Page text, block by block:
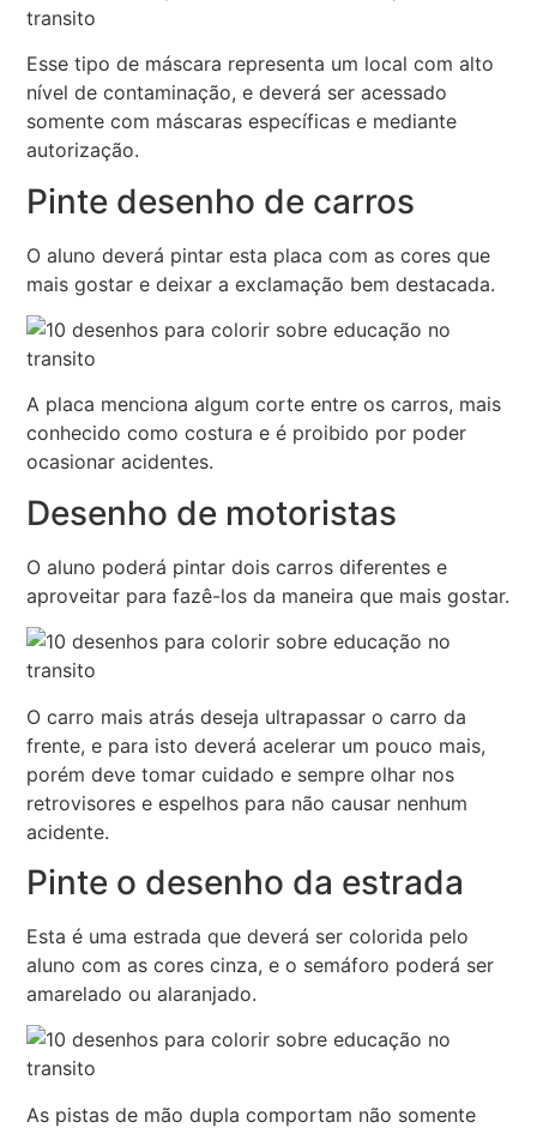
Esse tipo de máscara representa um local com alto
nível de contaminação, e deverá ser acessado
somente com máscaras específicas e mediante
autorização.
Pinte desenho de carros
O aluno deverá pintar esta placa com as cores que
mais gostar e deixar a exclamação bem destacada.
A placa menciona algum corte entre os carros, mais
conhecido como costura e é proibido por poder
ocasionar acidentes.
Desenho de motoristas
O aluno poderá pintar dois carros diferentes e
aproveitar para fazê-los da maneira que mais gostar.
O carro mais atrás deseja ultrapassar o carro da
frente, e para isto deverá acelerar um pouco mais,
porém deve tomar cuidado e sempre olhar nos
retrovisores e espelhos para não causar nenhum
acidente.
Pinte o desenho da estrada
Esta é uma estrada que deverá ser colorida pelo
aluno com as cores cinza, e o semáforo poderá ser
amarelado ou alaranjado.
As pistas de mão dupla comportam não somente